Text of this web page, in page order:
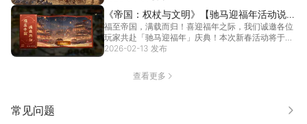
《帝国：权杖与文明》【驰马迎福年活动说
明】预祝各位领主新春喜乐，开年必胜！
福至帝国，满载而归！喜迎福年之际，我们诚邀各位
玩家共赴「驰马迎福年」庆典！本次新春活动将于
2026年... [详情]
2026-02-13 发布
查看更多
常见问题 更多